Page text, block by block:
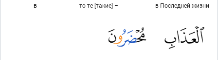
в Последней жизни
то те [такие] –
в